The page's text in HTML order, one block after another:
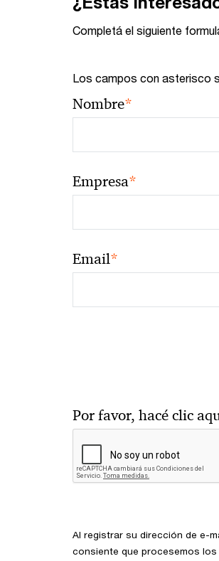
Completá el siguiente
Los campos con asterisco
Nombre*
Empresa*
Email*
Por favor, hacé clic
Al registrar su dirección de e-
consiente que procesemos